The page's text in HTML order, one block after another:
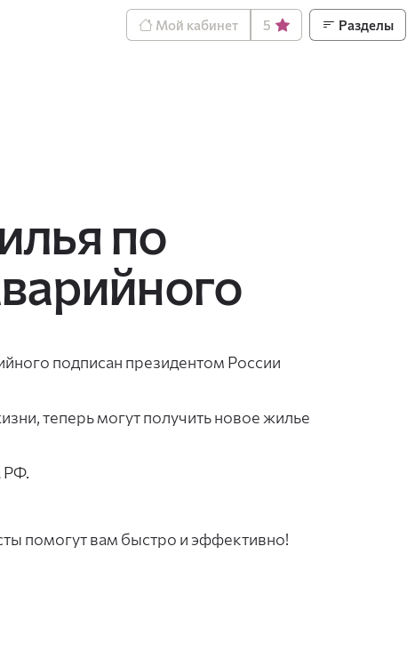
Мой кабинет 5 Разделы
по
подписан президентом России
теперь могут получить новое жилье
РФ.
помогут вам быстро и эффективно!